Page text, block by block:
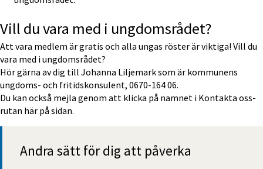
Vill du vara med i ungdomsrådet?
Att vara medlem är gratis och alla ungas röster är viktiga! Vill du
vara med i ungdomsrådet?
Hör gärna av dig till Johanna Liljemark som är kommunens
ungdoms- och fritidskonsulent, 0670-164 06.
Du kan också mejla genom att klicka på namnet i Kontakta oss-
rutan här på sidan.
Andra sätt för dig att påverka